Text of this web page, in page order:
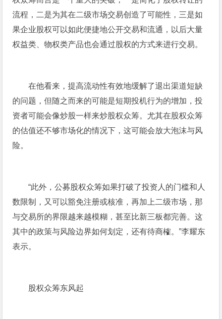
流程，二是为其在二级市场交易创造了可能性，三是如
果企业股权可以如此便捷地公开交易和流通，以后大量
权益类、物权类产品也会通过股权的方式来进行交易。
在他看来，提高流动性有效地缓解了退出渠道短缺
的问题，但随之而来的可能是短期投机行为的增加，投
资者可能会像炒股一样来炒股权众筹。尤其在股权众筹
的估值还不够市场化的情况下，这可能会放大泡沫与风
险。
“此外，公募股权众筹如果打破了投资人的门槛和人
数限制，又可以豁免注册或核准，再加上二级市场，那
与交易所的界限越来越模糊，甚至比新三板都完善。这
其中的政策与风险边界如何划定，还有待商榷。”李耀东
表示。
股权众筹东风起